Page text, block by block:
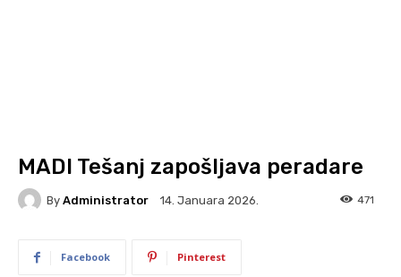
MADI Tešanj zapošljava peradare
By Administrator 14. Januara 2026. 471
Facebook Pinterest